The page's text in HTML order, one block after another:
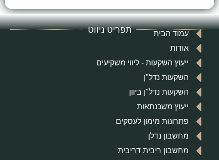
תפריט ניווט
עמוד הבית
אודות
ייעוץ השקעות - ליווי משקיעים
השקעות נדל"ן
השקעות נדל"ן ביוון
ייעוץ משכנתאות
פתרונות מימון לעסקים
מחשבון נדלן
מחשבון ריבית דריבית